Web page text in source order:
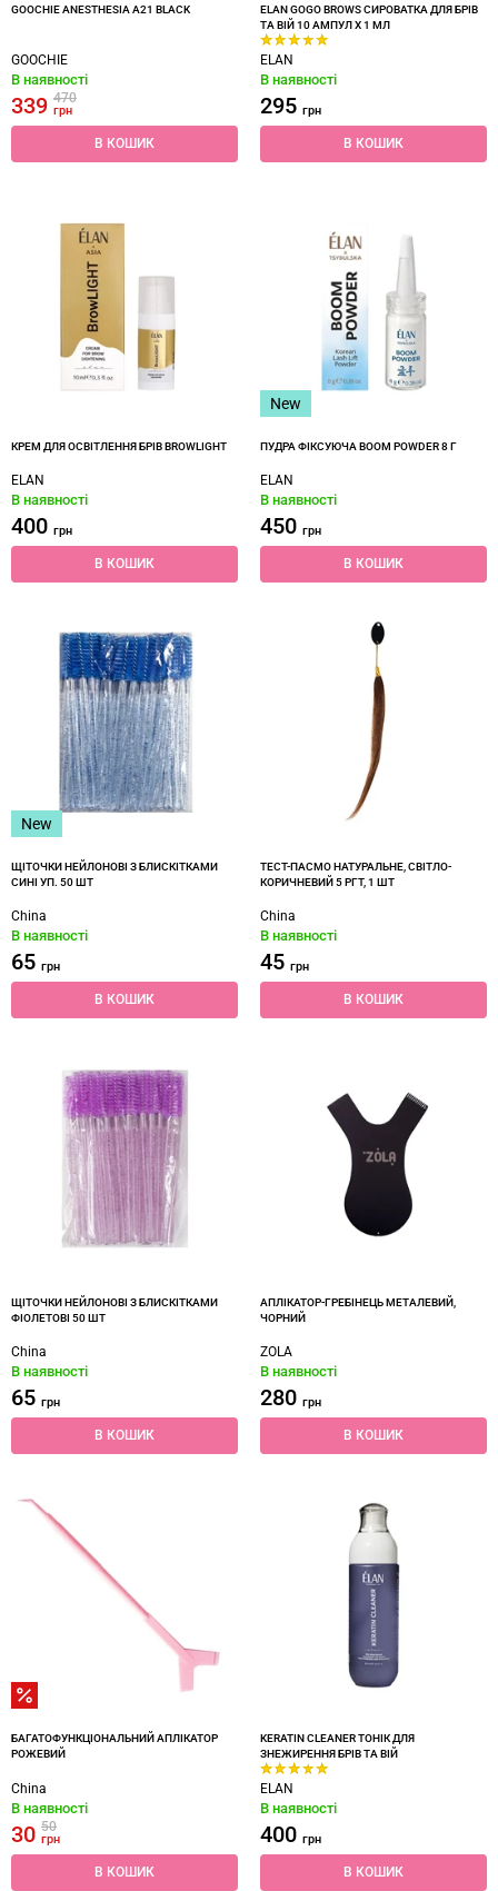
GOOCHIE ANESTHESIA A21 BLACK
GOOCHIE
В наявності
339 470
грн
В КОШИК
ELAN GOGO BROWS СИРОВАТКА ДЛЯ БРІВ
ТА ВІЙ 10 АМПУЛ Х 1 МЛ
ELAN
В наявності
295 грн
В КОШИК
КРЕМ ДЛЯ ОСВІТЛЕННЯ БРІВ BROWLIGHT
ELAN
В наявності
400 грн
В КОШИК
New
ПУДРА ФІКСУЮЧА BOOM POWDER 8 Г
ELAN
В наявності
450 грн
В КОШИК
New
ЩІТОЧКИ НЕЙЛОНОВІ З БЛИСКІТКАМИ
СИНІ УП. 50 ШТ
China
В наявності
65 грн
В КОШИК
ТЕСТ-ПАСМО НАТУРАЛЬНЕ, СВІТЛО-
КОРИЧНЕВИЙ 5 РГТ, 1 ШТ
China
В наявності
45 грн
В КОШИК
ЩІТОЧКИ НЕЙЛОНОВІ З БЛИСКІТКАМИ
ФІОЛЕТОВІ 50 ШТ
China
В наявності
65 грн
В КОШИК
АПЛІКАТОР-ГРЕБІНЕЦЬ МЕТАЛЕВИЙ,
ЧОРНИЙ
ZOLA
В наявності
280 грн
В КОШИК
БАГАТОФУНКЦІОНАЛЬНИЙ АПЛІКАТОР
РОЖЕВИЙ
China
В наявності
30 50
грн
В КОШИК
KERATIN CLEANER ТОНІК ДЛЯ
ЗНЕЖИРЕННЯ БРІВ ТА ВІЙ
ELAN
В наявності
400 грн
В КОШИК